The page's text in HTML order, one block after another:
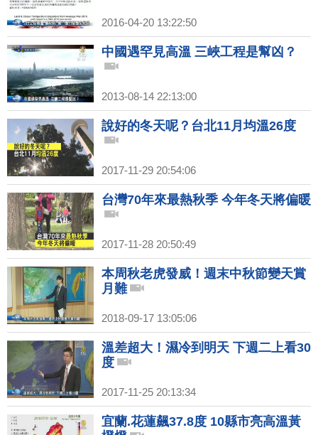
2016-04-20 13:22:50
中國遇罕見高溫 三峽工程是幫凶？
2013-08-14 22:13:00
說好的冬天呢？台北11月均溫26度
2017-11-29 20:54:06
台灣70年來最熱秋季 今年冬天將偏暖
2017-11-28 20:50:49
本周秋老虎發威！週末中秋節變天賞
月難
2018-09-17 13:05:06
溫差超大！濕冷到明天 下週二上看30
度
2017-11-25 20:13:34
宜蘭.花蓮飆37.8度 10縣市亮高溫黃